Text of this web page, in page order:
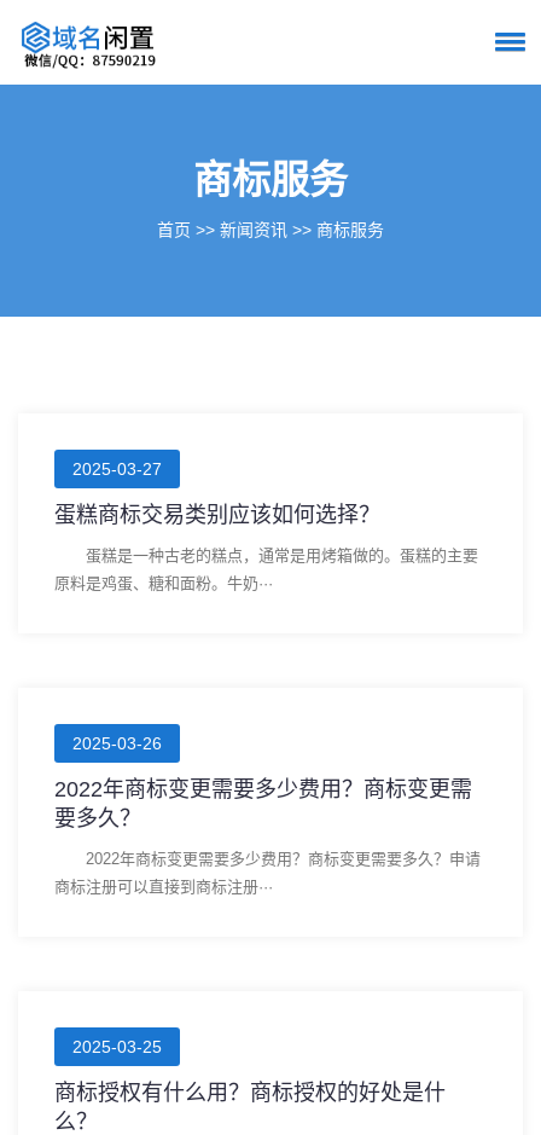
商标服务
首页 >> 新闻资讯 >> 商标服务
2025-03-27
蛋糕商标交易类别应该如何选择？
蛋糕是一种古老的糕点，通常是用烤箱做的。蛋糕的主要
原料是鸡蛋、糖和面粉。牛奶···
2025-03-26
2022年商标变更需要多少费用？商标变更需
要多久？
2022年商标变更需要多少费用？商标变更需要多久？申请
商标注册可以直接到商标注册···
2025-03-25
商标授权有什么用？商标授权的好处是什
么？